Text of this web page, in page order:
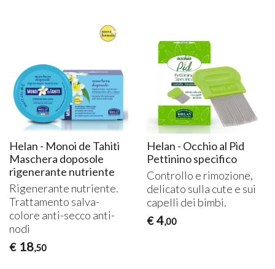
Helan - Monoi de Tahiti
Maschera doposole
rigenerante nutriente
Rigenerante nutriente.
Trattamento salva-
colore anti-secco anti-
nodi
€ 18,50
Helan - Occhio al Pid
Pettinino specifico
Controllo e rimozione,
delicato sulla cute e sui
capelli dei bimbi.
€ 4,00